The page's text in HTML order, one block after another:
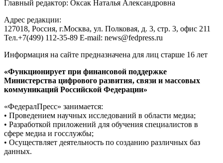
Главный редактор: Оксак Наталья Александровна
Адрес редакции:
127018, Россия, г.Москва, ул. Полковая, д. 3, стр. 3, офис 211
Тел.+7(499) 112-35-89 E-mail: news@fedpress.ru
Информация на сайте предназначена для лиц старше 16 лет
«Функционирует при финансовой поддержке
Министерства цифрового развития, связи и массовых
коммуникаций Российской Федерации»
«ФедералПресс» занимается:
• Проведением научных исследований в области медиа;
• Разработкой приложений для обучения специалистов в
сфере медиа и госслужбы;
• Осуществляет деятельность по созданию различных баз
данных.